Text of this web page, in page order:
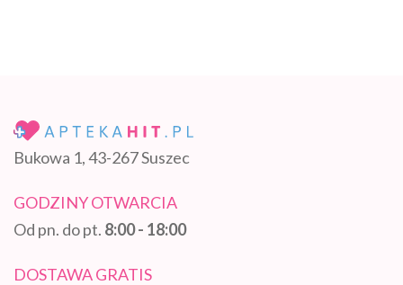
Bukowa 1, 43-267 Suszec
GODZINY OTWARCIA
Od pn. do pt. 8:00 - 18:00
DOSTAWA GRATIS